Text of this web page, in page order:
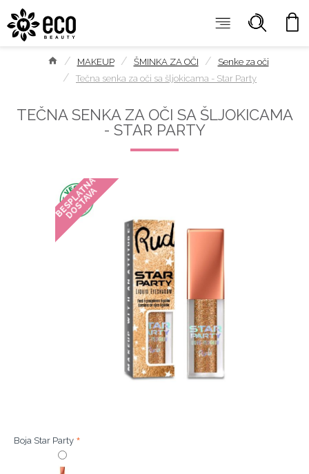
MAKEUP ŠMINKA ZA OČI
Senke za oči
Tečna senka za oči sa šljokicama - Star Party
TEČNA SENKA ZA OČI SA ŠLJOKICAMA
- STAR PARTY
BESPLATNA
DOSTAVA
Boja Star Party